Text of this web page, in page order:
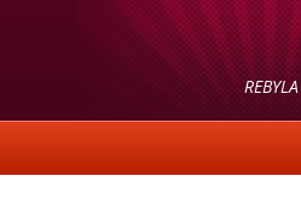
REBYLA